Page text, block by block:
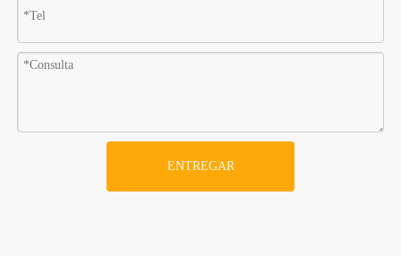
ENTREGAR